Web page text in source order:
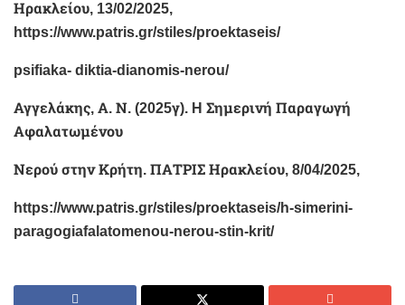
Ηρακλείου, 13/02/2025,
https://www.patris.gr/stiles/proektaseis/
psifiaka- diktia-dianomis-nerou/
Αγγελάκης, Α. Ν. (2025γ). H Σημερινή Παραγωγή
Αφαλατωμένου
Νερού στην Κρήτη. ΠΑΤΡΙΣ Ηρακλείου, 8/04/2025,
https://www.patris.gr/stiles/proektaseis/h-simerini-
paragogiafalatomenou-nerou-stin-krit/